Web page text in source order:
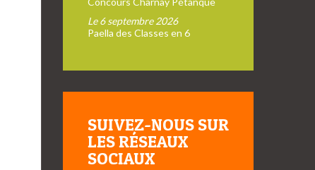
Le 6 septembre 2026
Paella des Classes en 6
SUIVEZ-NOUS SUR
LES RÉSEAUX
SOCIAUX